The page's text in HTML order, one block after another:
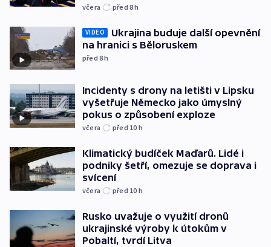
včera před 8h
VIDEO
Ukrajina buduje další opevnění
na hranici s Běloruskem
před 8h
Incidenty s drony na letišti v Lipsku
vyšetřuje Německo jako úmyslný
pokus o způsobení exploze
včera před 10 h
Klimatický budíček Maďarů. Lidé i
podniky šetří, omezuje se doprava i
svícení
včera před 10 h
Rusko uvažuje o využití dronů
ukrajinské výroby k útokům v
Pobaltí, tvrdí Litva